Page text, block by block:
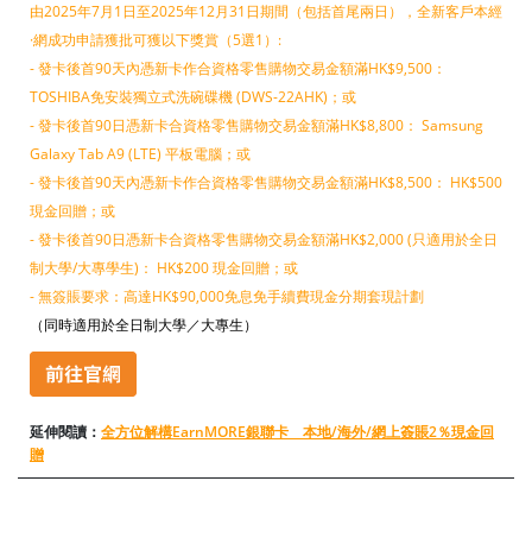
由2025年7月1日至2025年12月31日期間（包括首尾兩日）， 全新客戶本經
·網成功申請獲批可獲以下獎賞（5選1）:
- 發卡後首90天內憑新卡作合資格零售購物交易金額滿HK$9,500：
TOSHIBA免安裝獨立式洗碗碟機 (DWS-22AHK)；或
- 發卡後首90日憑新卡合資格零售購物交易金額滿HK$8,800： Samsung
Galaxy Tab A9 (LTE) 平板電腦；或
- 發卡後首90天內憑新卡作合資格零售購物交易金額滿HK$8,500： HK$500
現金回贈；或
- 發卡後首90日憑新卡合資格零售購物交易金額滿HK$2,000 (只適用於全日
制大學/大專學生)： HK$200 現金回贈；或
- 無簽賬要求：高達HK$90,000免息免手續費現金分期套現計劃
（同時適用於全日制大學／大專生）
延伸閱讀： 全方位解構EarnMORE銀聯卡 本地/海外/網上簽賬2％現金回
贈